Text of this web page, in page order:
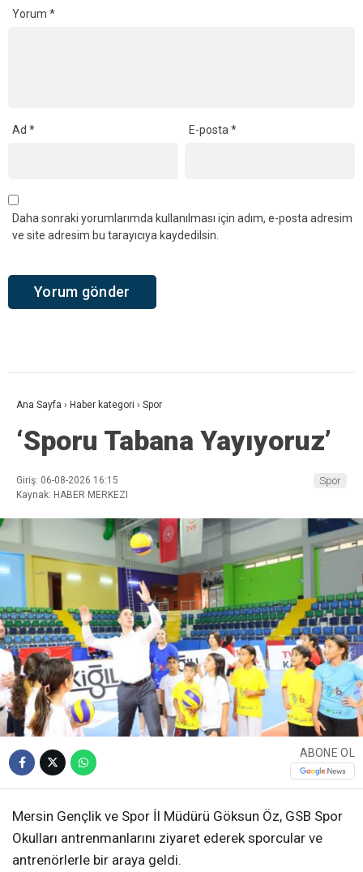
Yorum *
Ad * E-posta*
Daha sonraki yorumlarımda kullanılması için adım, e-posta adresim
ve site adresim bu tarayıcıya kaydedilsin.
Ana Sayfa › Haber kategori › Spor
‘Sporu Tabana Yayıyoruz’
Giriş: 06-08-2026 16:15
Kaynak: HABER MERKEZI
Spor
ABONE OL
Mersin Gençlik ve Spor İl Müdürü Göksun Öz, GSB Spor
Okulları antrenmanlarını ziyaret ederek sporcular ve
antrenörlerle bir araya geldi.